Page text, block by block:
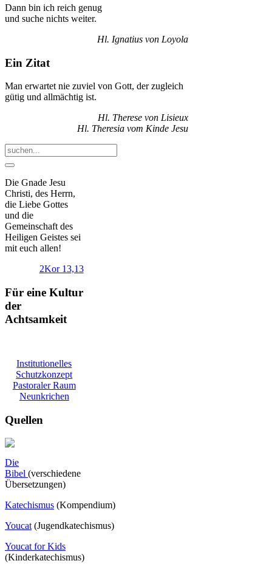
Dann bin ich reich genug
und suche nichts weiter.
Hl. Ignatius von Loyola
Ein Zitat
Man erwartet nie zuviel von Gott, der zugleich
gütig und allmächtig ist.
Hl. Therese von Lisieux
Hl. Theresia vom Kinde Jesu
Die Gnade Jesu
Christi, des Herrn,
die Liebe Gottes
und die
Gemeinschaft des
Heiligen Geistes sei
mit euch allen!
2Kor 13,13
Für eine Kultur
der
Achtsamkeit
Institutionelles
Schutzkonzept
Pastoraler Raum
Neunkrichen
Quellen
Die
Bibel (verschiedene
Übersetzungen)
Katechismus (Kompendium)
Youcat (Jugendkatechismus)
Youcat for Kids
(Kinderkatechismus)